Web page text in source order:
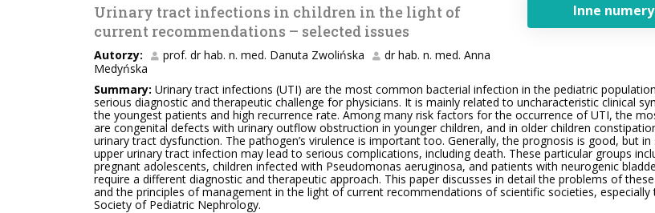
Urinary tract infections in children in the light of
current recommendations – selected issues
Autorzy: prof. dr hab. n. med. Danuta Zwolińska
dr hab. n. med. Anna
Medyńska
Inne numery
Summary: Urinary tract infections (UTI) are the most common bacterial infection in the pediatric
serious diagnostic and therapeutic challenge for physicians. It is mainly related to uncharacteristic clinical
the youngest patients and high recurrence rate. Among many risk factors for the occurrence of UTI, the
are congenital defects with urinary outflow obstruction in younger children, and in older children
urinary tract dysfunction. The pathogen’s virulence is important too. Generally, the prognosis is good, but in
upper urinary tract infection may lead to serious complications, including death. These particular groups
pregnant adolescents, children infected with Pseudomonas aeruginosa, and patients with neurogenic
require a different diagnostic and therapeutic approach. This paper discusses in detail the problems of
and the principles of management in the light of current recommendations of scientific societies, especially
Society of Pediatric Nephrology.